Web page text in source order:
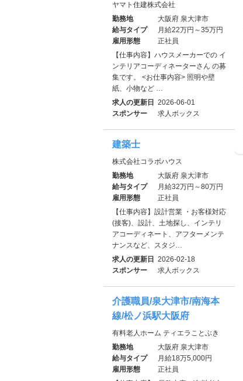
ヤマト住建株式会社
勤務地
大阪府 泉大津市
給与タイプ
月給22万円～35万円
雇用形態
正社員
【仕事内容】ハウスメーカーでの イ
ンテリアコーディネーターさん の募
集です。 <お仕事内容> 照明や壁
紙、小物など …
求人の更新日
2026-06-01
スポンサー
求人ボックス
建築士
株式会社コラボハウス
勤務地
大阪府 泉大津市
給与タイプ
月給32万円～80万円
雇用形態
正社員
【仕事内容】設計営業 ・お客様対応
(接客)、設計、土地探し、インテリ
アコーディネート、アフターメンテ
ナンスなど、スタジ…
求人の更新日
2026-02-18
スポンサー
求人ボックス
介護職員/泉大津市/南海本
線/松ノ浜駅大阪府
有料老人ホーム ティエラことぶき
勤務地
大阪府 泉大津市
給与タイプ
月給18万5,000円
雇用形態
正社員